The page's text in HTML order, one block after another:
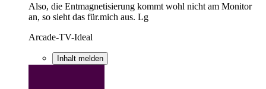
Also, die Entmagnetisierung kommt wohl nicht am Monitor
an, so sieht das für.mich aus. Lg
Arcade-TV-Ideal
Inhalt melden